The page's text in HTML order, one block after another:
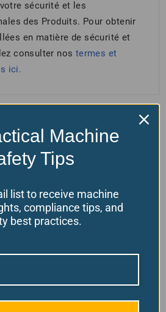
sécurité et les
des Produits. Pour obtenir
en matière de sécurité et
consulter nos termes et
ici.
Machine
Tips
list to receive machine
compliance tips, and
best practices.